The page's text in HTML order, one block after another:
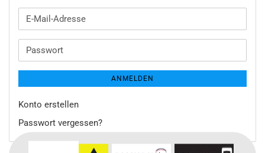
E-
Mail-
Passwort
ANMELDEN
Konto erstellen
Passwort vergessen?